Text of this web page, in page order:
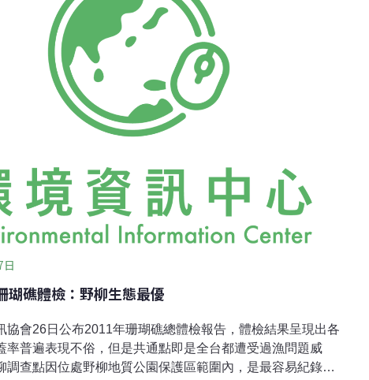
動物不管是種類或數量都相當稀少，可說是「水清無魚」。
常見的蝶魚，數量僅在2隻/100平方公尺左右，三個潛點都
瑚礁體檢：野柳生態最優
協會26日公布2011年珊瑚礁總體檢報告，體檢結果呈現出各
率普遍表現不俗，但是共通點即是全台都遭受過漁問題威
調查點因位處野柳地質公園保護區範圍內，是最容易紀錄觀